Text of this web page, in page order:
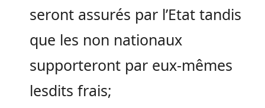
seront assurés par l’Etat tandis
que les non nationaux
supporteront par eux-mêmes
lesdits frais;